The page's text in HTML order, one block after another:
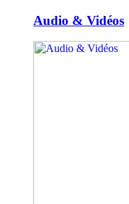
Audio & Vidéos